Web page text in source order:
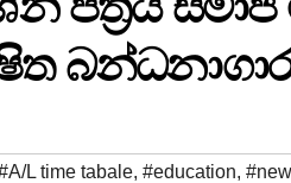
L time tabale, #education,